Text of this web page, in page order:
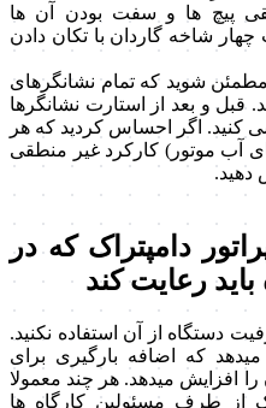
پیچ ها و سفت بودن آن ها
چهار شاخه گاردان با تکان دادن
شوید که تمام نشانگرهای
قبل و بعد از استارت نشانگرها
کنید. اگر احساس کردید که هر
آب موتور) کارکرد غیر منطقی
دهید.
دامپتراک که در
رعایت کند
دستگاه از آن استفاده نکنید.
که اضافه بارگیری برای
افزایش میدهد. هر چند معمولا
از طرف مسئولین کارگاه ها